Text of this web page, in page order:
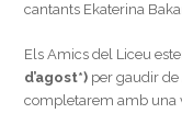
cantants Ekaterina
Els Amics del Liceu
d’agost*) per gaudir de
completarem amb una